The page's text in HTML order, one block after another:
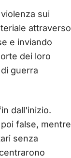
sui
attraverso
e inviando
dei loro
guerra
dall'inizio.
false, mentre
senza